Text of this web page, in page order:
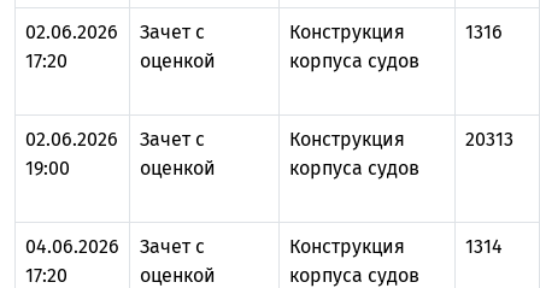
02.06.2026
17:20
Зачет с
оценкой
Конструкция
корпуса судов
1316
02.06.2026
19:00
Зачет с
оценкой
Конструкция
корпуса судов
20313
04.06.2026
17:20
Зачет с
оценкой
Конструкция
корпуса судов
1314